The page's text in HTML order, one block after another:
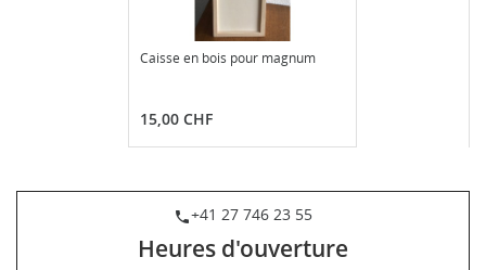
Caisse en bois pour magnum
Prix
15,00 CHF
phone+41 27 746 23 55
Heures d'ouverture